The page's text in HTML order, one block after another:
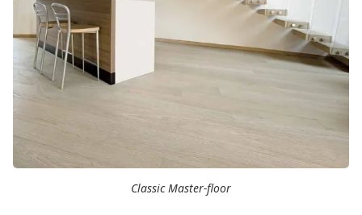
Classic Master-floor